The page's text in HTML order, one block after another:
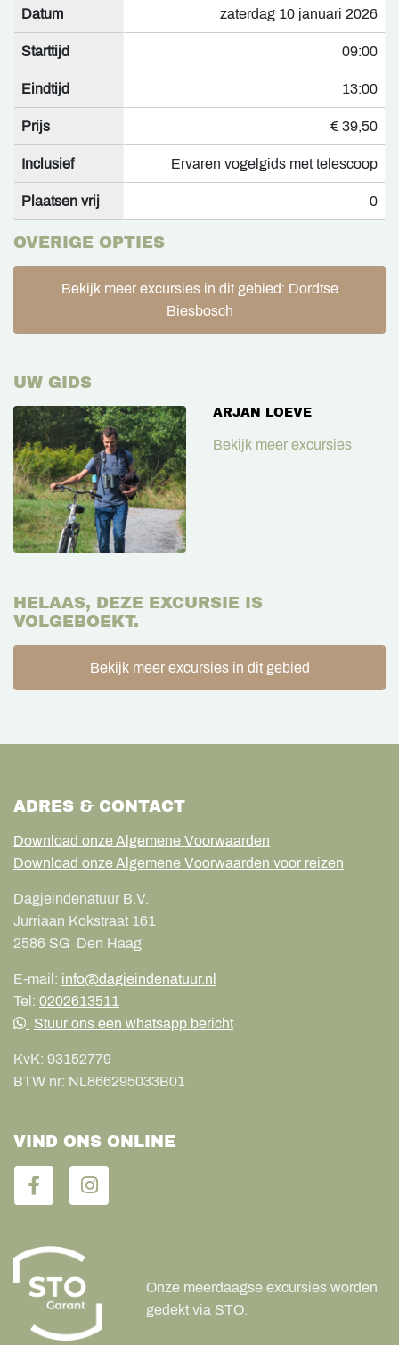
Datum zaterdag 10 januari 2026
Starttijd 09:00
Eindtijd 13:00
Prijs € 39,50
Inclusief Ervaren vogelgids met telescoop
Plaatsen vrij 0
OVERIGE OPTIES
Bekijk meer excursies in dit gebied: Dordtse
Biesbosch
UW GIDS
ARJAN LOEVE
Bekijk meer excursies
HELAAS, DEZE EXCURSIE IS
VOLGEBOEKT.
Bekijk meer excursies in dit gebied
ADRES & CONTACT
Download onze Algemene Voorwaarden
Download onze Algemene Voorwaarden voor reizen
Dagjeindenatuur B.V.
Jurriaan Kokstraat 161
2586 SG Den Haag
E-mail: info@dagjeindenatuur.nl
Tel: 0202613511
Stuur ons een whatsapp bericht
KvK: 93152779
BTW nr: NL866295033B01
VIND ONS ONLINE
Onze meerdaagse excursies worden
gedekt via STO.